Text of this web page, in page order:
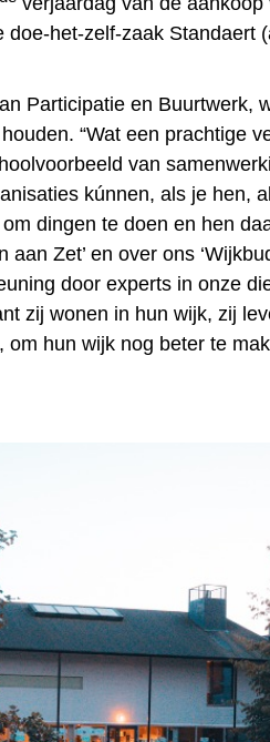
het-zelf-zaak Standaert
Participatie en Buurtwerk,
“Wat een prachtige
van
kúnnen, als je hen,
dingen te doen en hen
Zet’ en over ons
door experts in onze
zij wonen in hun wijk, zij
hun wijk nog beter te